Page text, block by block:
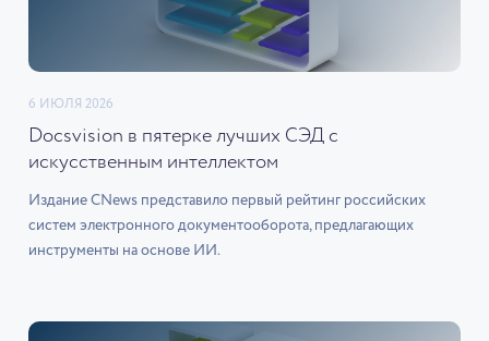
6 ИЮЛЯ 2026
Docsvision в пятерке лучших СЭД с
искусственным интеллектом
Издание CNews представило первый рейтинг российских
систем электронного документооборота, предлагающих
инструменты на основе ИИ.